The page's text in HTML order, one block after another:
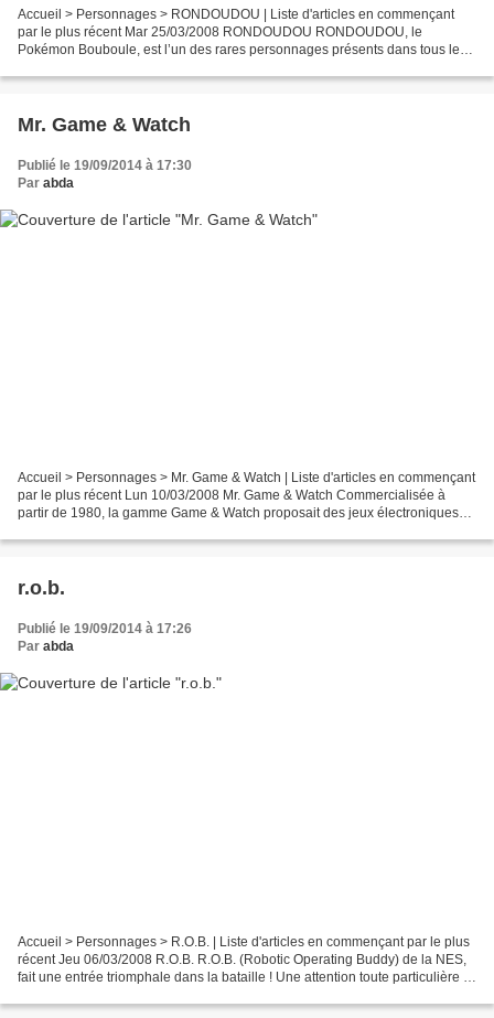
Accueil > Personnages > RONDOUDOU | Liste d'articles en commençant
par le plus récent Mar 25/03/2008 RONDOUDOU RONDOUDOU, le
Pokémon Bouboule, est l’un des rares personnages présents dans tous les
Mr. Game & Watch
Publié le 19/09/2014 à 17:30
Par abda
Accueil > Personnages > Mr. Game & Watch | Liste d'articles en commençant
par le plus récent Lun 10/03/2008 Mr. Game & Watch Commercialisée à
partir de 1980, la gamme Game & Watch proposait des jeux électroniques
r.o.b.
Publié le 19/09/2014 à 17:26
Par abda
Accueil > Personnages > R.O.B. | Liste d'articles en commençant par le plus
récent Jeu 06/03/2008 R.O.B. R.O.B. (Robotic Operating Buddy) de la NES,
fait une entrée triomphale dans la bataille ! Une attention toute particulière a